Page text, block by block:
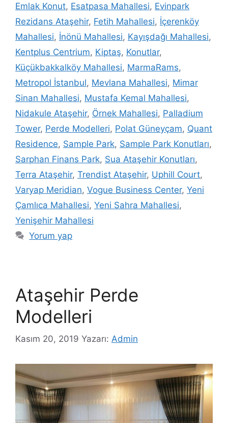
Emlak Konut, Esatpasa Mahallesi, Evinpark
Rezidans Ataşehir, Fetih Mahallesi, İçerenköy
Mahallesi, İnönü Mahallesi, Kayışdağı Mahallesi,
Kentplus Centrium, Kiptaş, Konutlar,
Küçükbakkalköy Mahallesi, MarmaRams,
Metropol İstanbul, Mevlana Mahallesi, Mimar
Sinan Mahallesi, Mustafa Kemal Mahallesi,
Nidakule Ataşehir, Örnek Mahallesi, Palladium
Tower, Perde Modelleri, Polat Güneyçam, Quant
Residence, Sample Park, Sample Park Konutları,
Sarphan Finans Park, Sua Ataşehir Konutları,
Terra Ataşehir, Trendist Ataşehir, Uphill Court,
Varyap Meridian, Vogue Business Center, Yeni
Çamlıca Mahallesi, Yeni Sahra Mahallesi,
Yenişehir Mahallesi
Yorum yap
Ataşehir Perde
Modelleri
Kasım 20, 2019 Yazarı: Admin